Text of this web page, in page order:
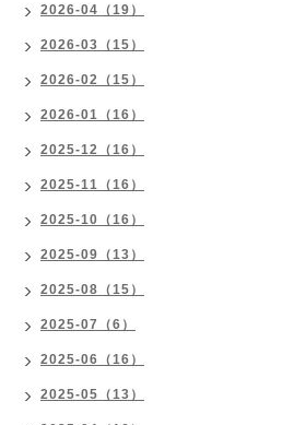
2026-04（19）
2026-03（15）
2026-02（15）
2026-01（16）
2025-12（16）
2025-11（16）
2025-10（16）
2025-09（13）
2025-08（15）
2025-07（6）
2025-06（16）
2025-05（13）